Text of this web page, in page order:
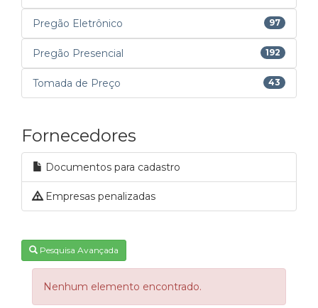
Pregão Eletrônico 97
Pregão Presencial 192
Tomada de Preço 43
Fornecedores
Documentos para cadastro
Empresas penalizadas
Pesquisa Avançada
Nenhum elemento encontrado.